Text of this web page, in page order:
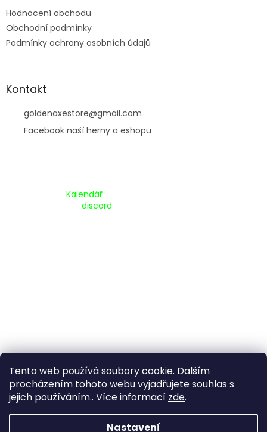
Tento web používá soubory cookie. Dalším
procházením tohoto webu vyjadřujete souhlas s
jejich používáním.. Více informací zde.
Nastavení
Hodnocení obchodu
Obchodní podmínky
Podmínky ochrany osobních údajů
Kontakt
goldenaxestore@gmail.com
Facebook naší herny a eshopu
Kalendář
discord
Vytvořil Shoptet